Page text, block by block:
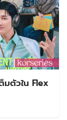
มตัวใน Flex